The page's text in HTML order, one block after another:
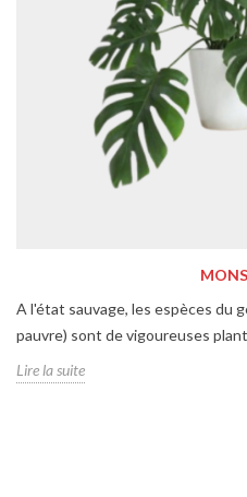
A l'état sauvage, les espèces du
pauvre) sont de vigoureuses
Lire la suite